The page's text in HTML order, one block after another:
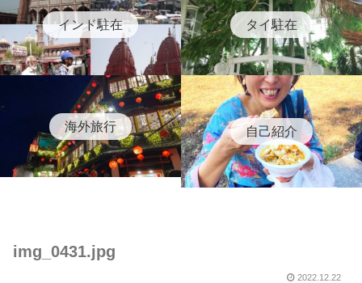
インド駐在 タイ駐在
海外旅行 自己紹介
img_0431.jpg
2022.12.22